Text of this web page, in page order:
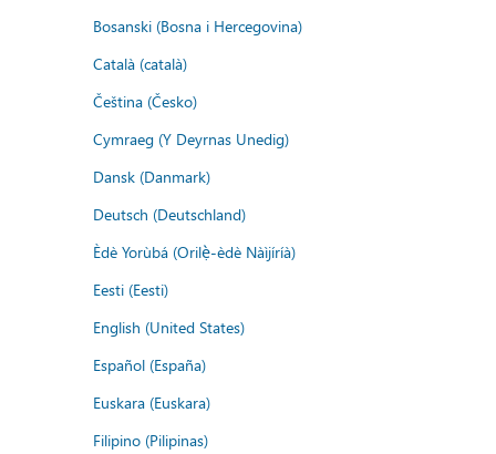
Bosanski (Bosna i Hercegovina)
Català (català)
Čeština (Česko)
Cymraeg (Y Deyrnas Unedig)
Dansk (Danmark)
Deutsch (Deutschland)
Èdè Yorùbá (Orilẹ̀-èdè Nàìjíríà)
Eesti (Eesti)
English (United States)
Español (España)
Euskara (Euskara)
Filipino (Pilipinas)